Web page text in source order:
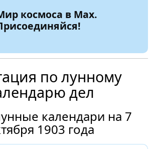
космоса в Max.
по лунному
дел
календари на 7
1903 года